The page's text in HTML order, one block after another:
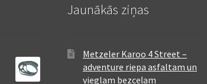
Jaunākās ziņas
Metzeler Karoo 4 Street –
adventure riepa asfaltam un
vieglam bezceļam